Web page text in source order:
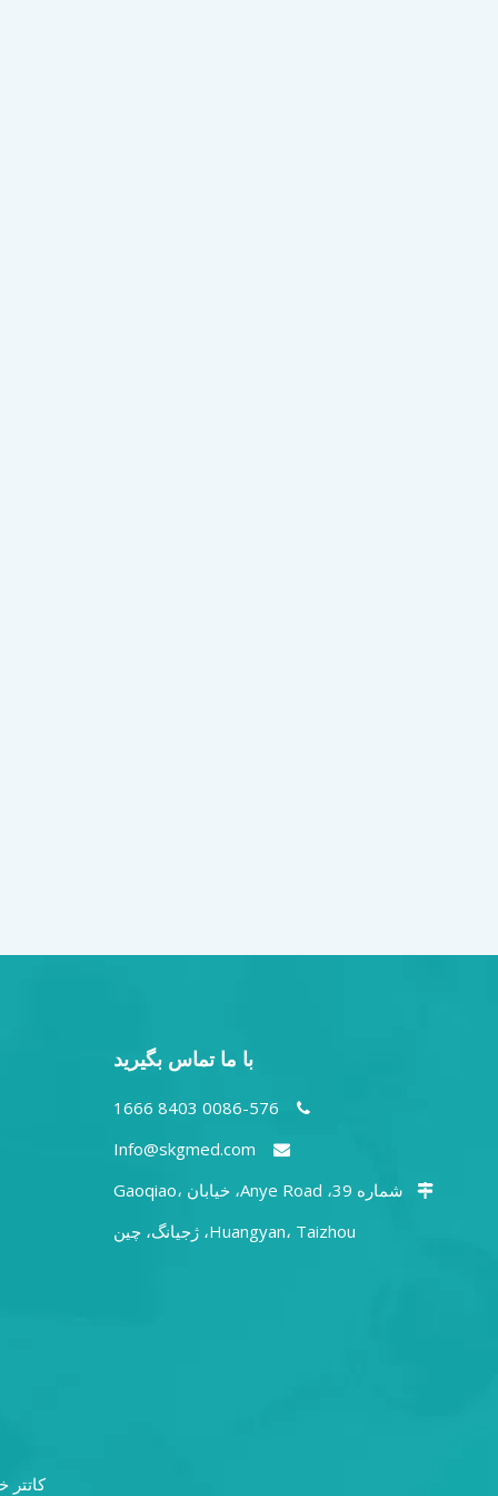
با ما تماس بگیرید


Info@skgmed.com

شماره 39، Anye Road، خیابان Gaoqiao،
Huangyan، Taizhou، ژجیانگ، چین